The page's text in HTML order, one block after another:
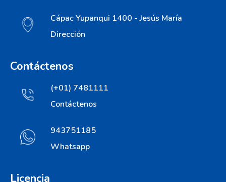
Cápac Yupanqui 1400 - Jesús María
Dirección
Contáctenos
(+01) 7481111
Contáctenos
943751185
Whatsapp
Licencia